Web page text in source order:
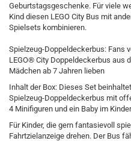
Geburtstagsgeschenke. Für viele
Kind diesen LEGO City Bus mit
Spielsets kombinieren.
Spielzeug-Doppeldeckerbus: Fans
LEGO® City Doppeldeckerbus aus
Mädchen ab 7 Jahren lieben
Inhalt der Box: Dieses Set
Spielzeug-Doppeldeckerbus mit
4 Minifiguren und ein Baby im
Für Kinder, die gern fantasievoll
Fahrtzielanzeige drehen. Der Bus